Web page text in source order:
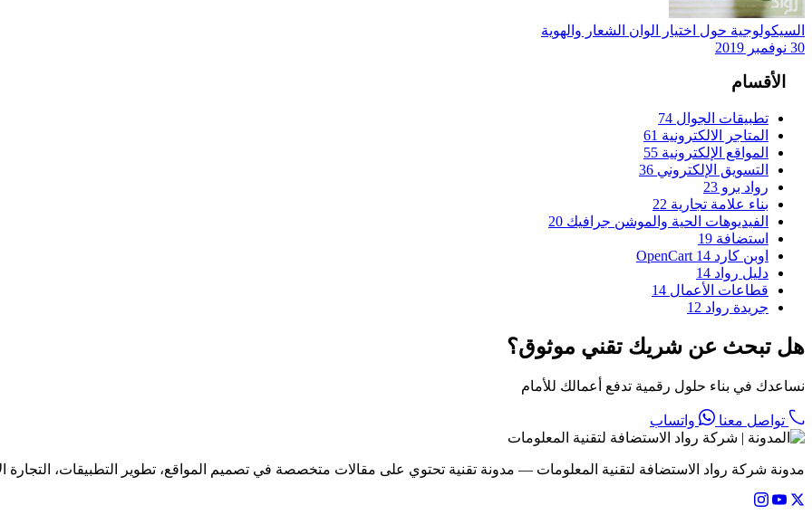
السيكولوجية حول اختيار الوان الشعار والهوية
30 نوفمبر 2019
الأقسام
تطبيقات الجوال 74
المتاجر الالكترونية 61
المواقع الإلكترونية 55
التسويق الإلكتروني 36
رواد برو 23
بناء علامة تجارية 22
الفيديوهات الحية والموشن جرافيك 20
استضافة 19
اوبن كارد OpenCart 14
دليل رواد 14
قطاعات الأعمال 14
جريدة رواد 12
هل تبحث عن شريك تقني موثوق؟
نساعدك في بناء حلول رقمية تدفع أعمالك للأمام
تواصل معنا واتساب
مدونة شركة رواد الاستضافة لتقنية المعلومات — مدونة تقنية تحتوي على مقالات متخصصة في تصميم المواقع، تطوير التطبيقات، التجارة